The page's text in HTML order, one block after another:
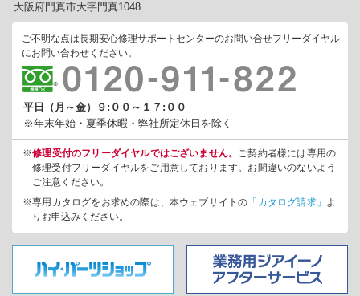
大阪府門真市大字門真1048
ご不明な点は長期安心修理サポートセンターのお問い合せフリーダイヤル
にお問い合わせください。
平日（月～金）９:００～１７:００
※年末年始・夏季休暇・弊社所定休日を除く
※修理受付のフリーダイヤルではございません。 ご契約者様には専用の
修理受付フリーダイヤルをご用意しております。お間違いのないよう
ご注意ください。
※専用カタログをお求めの際は、本ウェブサイトの 「カタログ請求」 よ
りお申込みください。